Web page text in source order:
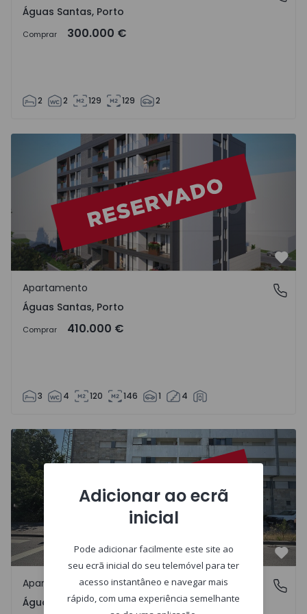
Águas Santas, Porto
Comprar 300.000 €
2 2 129 129 2
Apartamento T3 Maia, Águas Santas - 1572692 - 1
Águas Santas, Porto
Apartamento
Águas Santas, Porto
Comprar 410.000 €
3 4 120 146 1 4
Apartamento T1 Maia, Águas Santas - 1563538 - 1
Águas Santas, Porto
Apartamento
Águas Santas, Porto
Adicionar ao ecrã
inicial
Pode adicionar facilmente este site ao
seu ecrã inicial do seu telemóvel para ter
acesso instantâneo e navegar mais
rápido, com uma experiência semelhante